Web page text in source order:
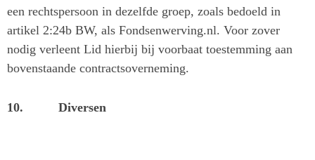
een rechtspersoon in dezelfde groep, zoals bedoeld in
artikel 2:24b BW, als Fondsenwerving.nl. Voor zover
nodig verleent Lid hierbij bij voorbaat toestemming aan
bovenstaande contractsoverneming.
10. Diversen